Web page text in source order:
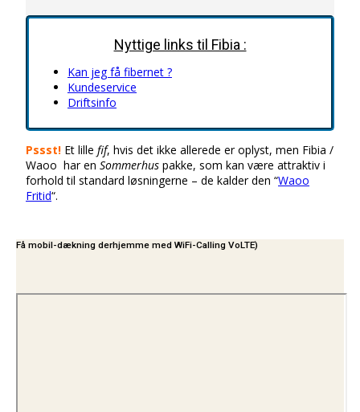
Nyttige links til Fibia :
Kan jeg få fibernet ?
Kundeservice
Driftsinfo
Pssst! Et lille fif, hvis det ikke allerede er oplyst, men Fibia /
Waoo har en Sommerhus pakke, som kan være attraktiv i
forhold til standard løsningerne – de kalder den “Waoo
Fritid“.
Få mobil-dækning derhjemme med WiFi-Calling VoLTE)